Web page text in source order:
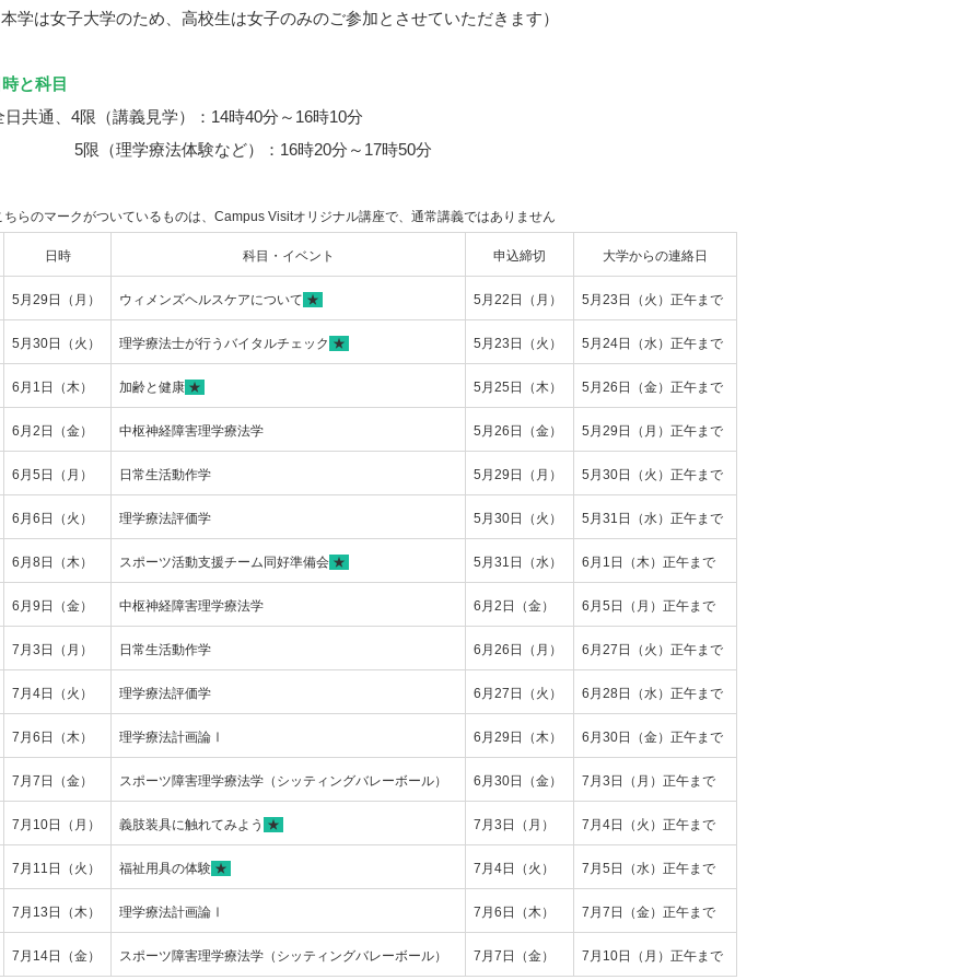
学は女子大学のため、高校生は女子のみのご参加とさせていただきます）
と科目
共通、4限（講義見学）：14時40分～16時10分
（理学療法体験など）：16時20分～17時50分
ちらのマークがついているものは、Campus Visitオリジナル講座で、通常講義ではありません
日時 科目・イベント 申込締切 大学からの連絡日
5月29日（月） ウィメンズヘルスケアについて ★ 5月22日（月） 5月23日（火）正午まで
5月30日（火） 理学療法士が行うバイタルチェック ★ 5月23日（火） 5月24日（水）正午まで
6月1日（木） 加齢と健康 ★ 5月25日（木） 5月26日（金）正午まで
6月2日（金） 中枢神経障害理学療法学 5月26日（金） 5月29日（月）正午まで
6月5日（月） 日常生活動作学 5月29日（月） 5月30日（火）正午まで
6月6日（火） 理学療法評価学 5月30日（火） 5月31日（水）正午まで
6月8日（木） スポーツ活動支援チーム同好準備会 ★ 5月31日（水） 6月1日（木）正午まで
6月9日（金） 中枢神経障害理学療法学 6月2日（金） 6月5日（月）正午まで
7月3日（月） 日常生活動作学 6月26日（月） 6月27日（火）正午まで
7月4日（火） 理学療法評価学 6月27日（火） 6月28日（水）正午まで
7月6日（木） 理学療法計画論Ⅰ 6月29日（木） 6月30日（金）正午まで
7月7日（金） スポーツ障害理学療法学（シッティングバレーボール） 6月30日（金） 7月3日（月）正午まで
7月10日（月） 義肢装具に触れてみよう ★ 7月3日（月） 7月4日（火）正午まで
7月11日（火） 福祉用具の体験 ★ 7月4日（火） 7月5日（水）正午まで
7月13日（木） 理学療法計画論Ⅰ 7月6日（木） 7月7日（金）正午まで
7月14日（金） スポーツ障害理学療法学（シッティングバレーボール） 7月7日（金） 7月10日（月）正午まで